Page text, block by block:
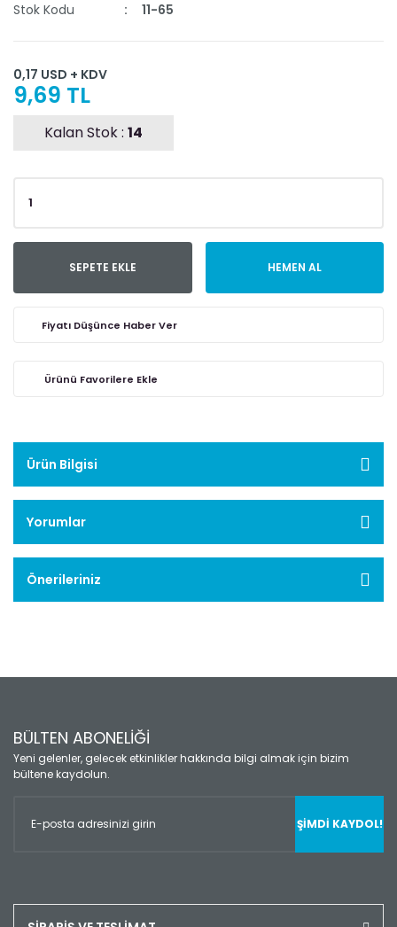
Stok Kodu
11-65
0,17 USD + KDV
9,69 TL
Kalan Stok : 14
SEPETE EKLE HEMEN AL
Fiyatı Düşünce Haber Ver
Ürün Bilgisi
Yorumlar
Önerileriniz
BÜLTEN ABONELİĞİ
Yeni gelenler, gelecek etkinlikler hakkında bilgi almak için bizim
bültene kaydolun.
ŞİMDİ KAYDOL!